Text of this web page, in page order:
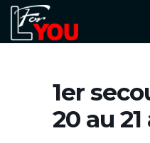
1er
20 au